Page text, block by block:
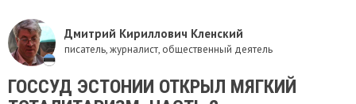
Дмитрий Кириллович Кленский
писатель, журналист, общественный деятель
ГОССУД ЭСТОНИИ ОТКРЫЛ МЯГКИЙ